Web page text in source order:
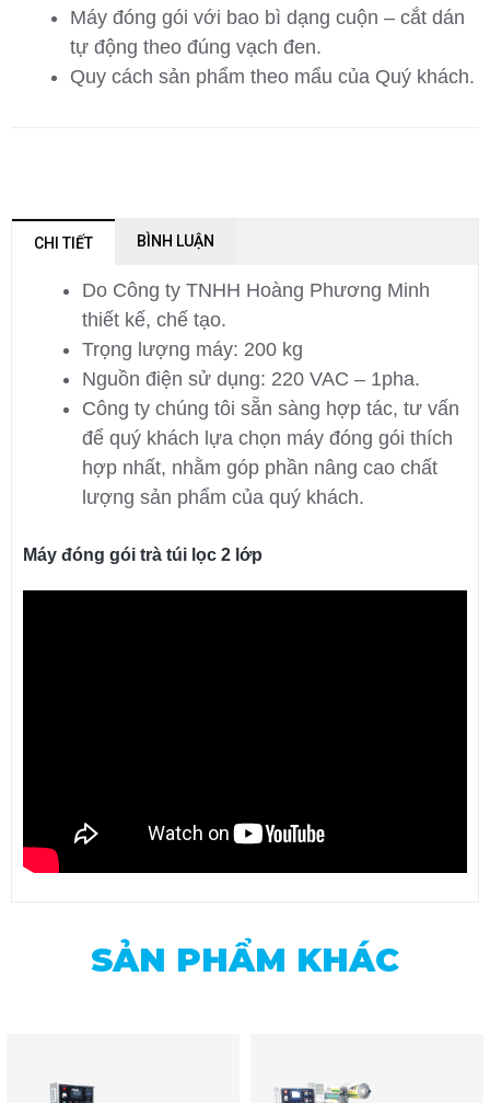
Máy đóng gói với bao bì dạng cuộn – cắt dán
tự động theo đúng vạch đen.
Quy cách sản phẩm theo mẩu của Quý khách.
CHI TIẾT BÌNH LUẬN
Do Công ty TNHH Hoàng Phương Minh
thiết kế, chế tạo.
Trọng lượng máy: 200 kg
Nguồn điện sử dụng: 220 VAC – 1pha.
Công ty chúng tôi sẵn sàng hợp tác, tư vấn
để quý khách lựa chọn máy đóng gói thích
hợp nhất, nhằm góp phần nâng cao chất
lượng sản phẩm của quý khách.
Máy đóng gói trà túi lọc 2 lớp
SẢN PHẨM KHÁC